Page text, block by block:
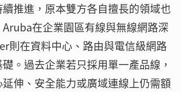
推進，原本雙方各自擅長的領域也
在企業園區有線與無線網路深
則在資料中心、路由與電信級網路
。過去企業若只採用單一產品線，
伸、安全能力或廣域連線上仍需額